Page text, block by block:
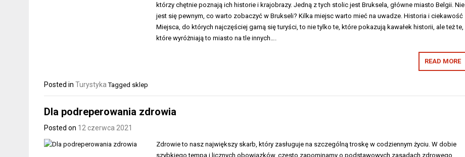
którzy chętnie poznają ich historie i krajobrazy. Jedną z tych stolic jest Bruksela, główne miasto Belgii. Nie
jest się pewnym, co warto zobaczyć w Brukseli? Kilka miejsc warto mieć na uwadze. Historia i ciekawość
Miejsca, do których najczęściej garną się turyści, to nie tylko te, które pokazują kawałek historii, ale też te,
które wyróżniają to miasto na tle innych….
READ MORE
Posted in Turystyka Tagged sklep
Dla podreperowania zdrowia
Posted on 12 czerwca 2021
Zdrowie to nasz największy skarb, który zasługuje na szczególną troskę w codziennym życiu. W dobie
szybkiego tempa i licznych obowiązków, często zapominamy o podstawowych zasadach zdrowego